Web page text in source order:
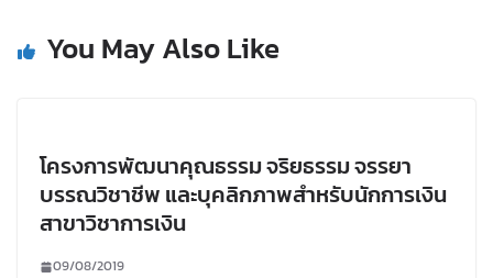
You May Also Like
โครงการพัฒนาคุณธรรม จริยธรรม จรรยา
บรรณวิชาชีพ และบุคลิกภาพสำหรับนักการเงิน
สาขาวิชาการเงิน
09/08/2019